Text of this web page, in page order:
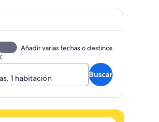
Añadir varias fechas o destinos
Buscar